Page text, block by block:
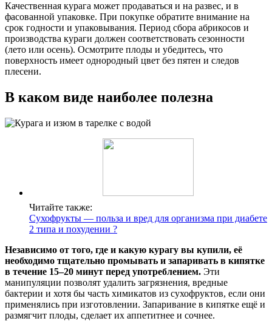
Качественная курага может продаваться и на развес, и в
фасованной упаковке. При покупке обратите внимание на
срок годности и упаковывания. Период сбора абрикосов и
производства кураги должен соответствовать сезонности
(лето или осень). Осмотрите плоды и убедитесь, что
поверхность имеет однородный цвет без пятен и следов
плесени.
В каком виде наиболее полезна
Читайте также:
Cухофрукты — польза и вред для организма при диабете
2 типа и похудении ?
Независимо от того, где и какую курагу вы купили, её
необходимо тщательно промывать и запаривать в кипятке
в течение 15–20 минут перед употреблением. Эти
манипуляции позволят удалить загрязнения, вредные
бактерии и хотя бы часть химикатов из сухофруктов, если они
применялись при изготовлении. Запаривание в кипятке ещё и
размягчит плоды, сделает их аппетитнее и сочнее.